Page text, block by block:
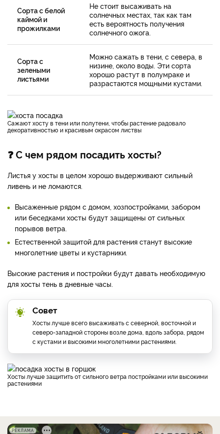
Сорта с белой
каймой и
прожилками
Не стоит высаживать на
солнечных местах, так как там
есть вероятность получения
солнечного ожога.
Сорта с
зелеными
листьями
Можно сажать в тени, с севера, в
низине, около воды. Эти сорта
хорошо растут в полумраке и
разрастаются мощными кустами.
Сажают хосту в тени или полутени, чтобы растение радовало
декоративностью и красивым окрасом листвы
❓ С чем рядом посадить хосты?
Листья у хосты в целом хорошо выдерживают сильный
ливень и не ломаются.
Высаженные рядом с домом, хозпостройками, забором
или беседками хосты будут защищены от сильных
порывов ветра.
Естественной защитой для растения станут высокие
многолетние цветы и кустарники.
Высокие растения и постройки будут давать необходимую
для хосты тень в дневные часы.
Совет
Хосты лучше всего высаживать с северной, восточной и
северо-западной стороны возле дома, вдоль забора, рядом
с кустами и высокими многолетними растениями.
Хосты лучше защитить от сильного ветра постройками или высокими
растениями
РЕКЛАМА